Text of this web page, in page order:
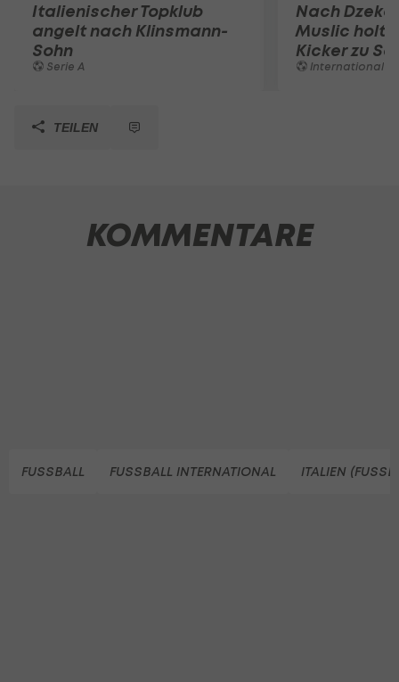
Italienischer Topklub
angelt nach Klinsmann-
Sohn
Serie A
Nach
Muslic holt
Kicker zu
International
TEILEN
KOMMENTARE
FUSSBALL FUSSBALL INTERNATIONAL ITALIEN